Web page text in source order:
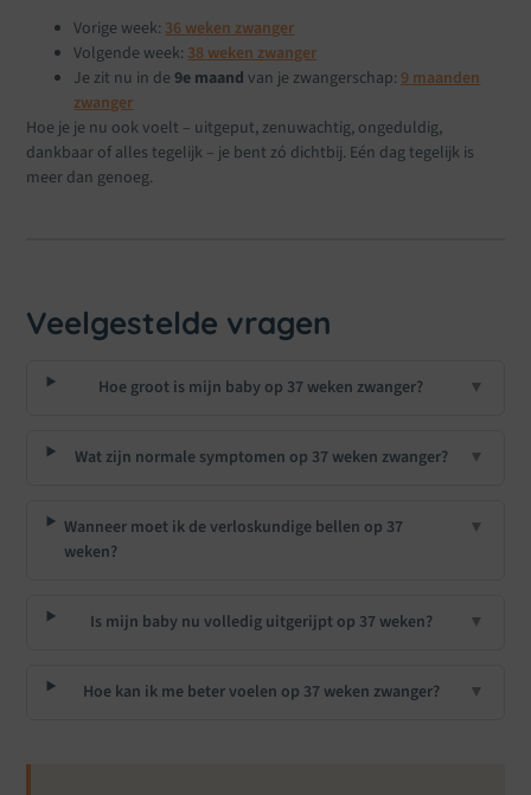
Vorige week:36 weken zwanger
Volgende week:38 weken zwanger
Je zit nu in de 9e maand van je zwangerschap:9 maanden
zwanger
Hoe je je nu ook voelt – uitgeput, zenuwachtig, ongeduldig,
dankbaar of alles tegelijk – je bent zó dichtbij. Eén dag tegelijk is
meer dan genoeg.
Veelgestelde vragen
Hoe groot is mijn baby op 37 weken zwanger? ▼
Wat zijn normale symptomen op 37 weken zwanger? ▼
Wanneer moet ik de verloskundige bellen op 37
weken?
▼
Is mijn baby nu volledig uitgerijpt op 37 weken? ▼
Hoe kan ik me beter voelen op 37 weken zwanger? ▼